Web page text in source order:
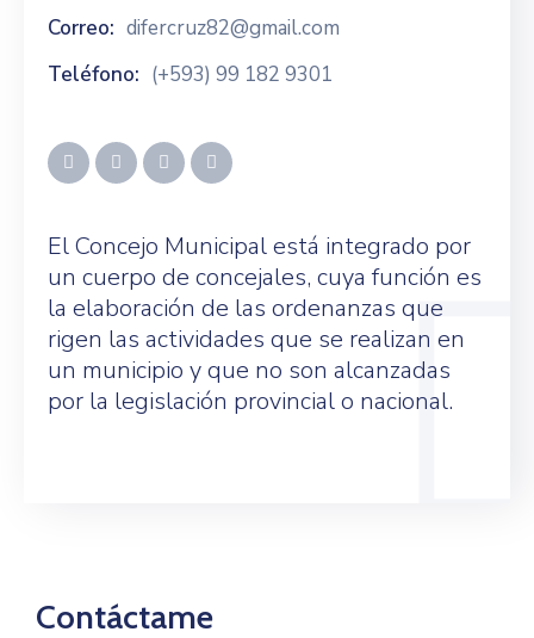
Correo: difercruz82@gmail.com
Teléfono: (+593) 99 182 9301
El Concejo Municipal está integrado por
un cuerpo de concejales, cuya función es
la elaboración de las ordenanzas que
rigen las actividades que se realizan en
un municipio y que no son alcanzadas
por la legislación provincial o nacional.
Contáctame